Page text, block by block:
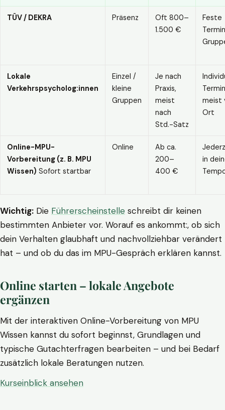
TÜV / DEKRA Präsenz
Oft 800–
1.500 €
Feste
Lokale
Verkehrspsycholog:innen
Einzel /
kleine
Gruppen
Je nach
Praxis,
meist
nach
Std.-Satz
meist
Ort
Online-MPU-
Vorbereitung (z. B. MPU
Wissen) Sofort startbar
Online
Ab ca.
200–
400 €
in
Wichtig: Die Führerscheinstelle schreibt dir keinen
bestimmten Anbieter vor. Worauf es ankommt:, ob sich
dein Verhalten glaubhaft und nachvollziehbar verändert
hat – und ob du das im MPU-Gespräch erklären kannst.
Online starten – lokale Angebote
ergänzen
Mit der interaktiven Online-Vorbereitung von MPU
Wissen kannst du sofort beginnst, Grundlagen und
typische Gutachterfragen bearbeiten – und bei Bedarf
zusätzlich lokale Beratungen nutzen.
Kurseinblick ansehen